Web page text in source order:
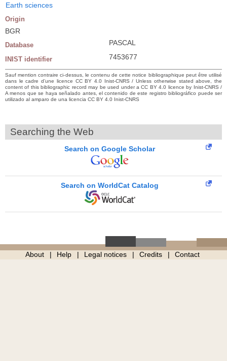
Earth sciences
Origin
BGR
Database PASCAL
INIST identifier 7453677
Sauf mention contraire ci-dessus, le contenu de cette notice bibliographique peut être utilisé
dans le cadre d’une licence CC BY 4.0 Inist-CNRS / Unless otherwise stated above, the
content of this bibliographic record may be used under a CC BY 4.0 licence by Inist-CNRS /
A menos que se haya señalado antes, el contenido de este registro bibliográfico puede ser
utilizado al amparo de una licencia CC BY 4.0 Inist-CNRS
Searching the Web
Search on Google Scholar
Search on WorldCat Catalog
About Help Legal notices Credits Contact